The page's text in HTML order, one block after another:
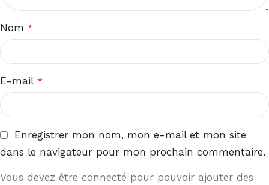
Nom *
E-mail *
Enregistrer mon nom, mon e-mail et mon site
dans le navigateur pour mon prochain commentaire.
Vous devez être connecté pour pouvoir ajouter des